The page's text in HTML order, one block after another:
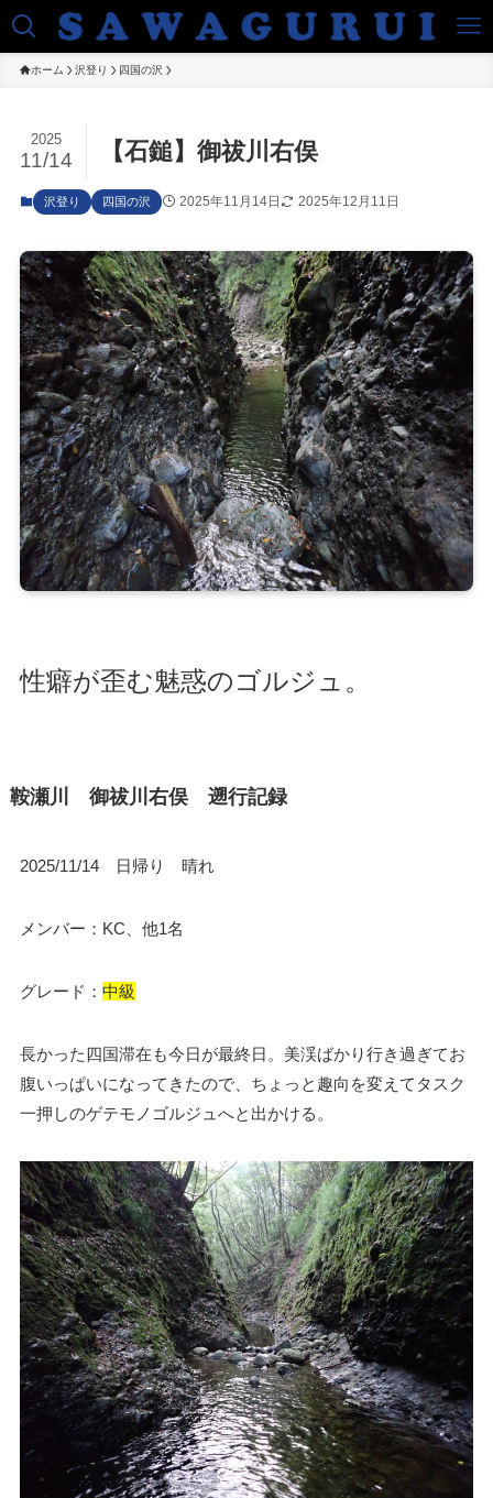
ホーム 沢登り 四国の沢
【石鎚】御祓川右俣
2025
11/14
沢登り 四国の沢 2025年11月14日 2025年12月11日
性癖が歪む魅惑のゴルジュ。
鞍瀬川 御祓川右俣 遡行記録
2025/11/14 日帰り 晴れ
メンバー：KC、他1名
グレード： 中級
長かった四国滞在も今日が最終日。美渓ばかり行き過ぎてお
腹いっぱいになってきたので、ちょっと趣向を変えてタスク
一押しのゲテモノゴルジュへと出かける。